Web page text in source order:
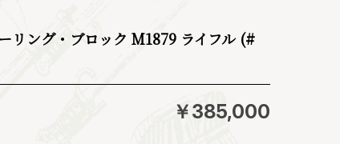
￥385,000
リング・ブロック M1879 ライフル (#